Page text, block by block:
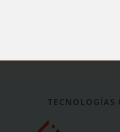
TECNOLOGÍAS